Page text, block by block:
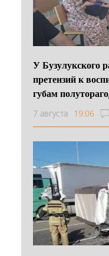
У Бузулукского
претензий к
губам
7 августа 19:06